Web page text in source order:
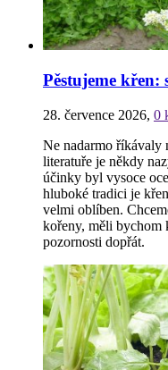
Pěstujeme
28. července 2026, 0
Ne nadarmo říkávaly
literatuře je někdy
účinky byl vysoce
hluboké tradici je
velmi oblíben.
kořeny, měli bychom
pozornosti dopřát.